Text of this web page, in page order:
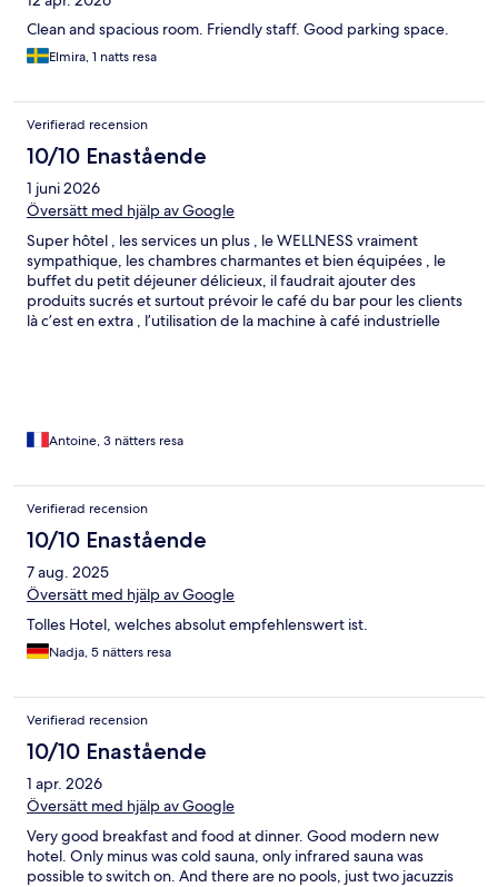
Clean and spacious room. Friendly staff. Good parking space.
Elmira, 1 natts resa
Verifierad recension
10/10 Enastående
1 juni 2026
Översätt med hjälp av Google
Super hôtel , les services un plus , le WELLNESS vraiment
sympathique, les chambres charmantes et bien équipées , le
buffet du petit déjeuner délicieux, il faudrait ajouter des
produits sucrés et surtout prévoir le café du bar pour les clients
là c’est en extra , l’utilisation de la machine à café industrielle
Antoine, 3 nätters resa
Verifierad recension
10/10 Enastående
7 aug. 2025
Översätt med hjälp av Google
Tolles Hotel, welches absolut empfehlenswert ist.
Nadja, 5 nätters resa
Verifierad recension
10/10 Enastående
1 apr. 2026
Översätt med hjälp av Google
Very good breakfast and food at dinner. Good modern new
hotel. Only minus was cold sauna, only infrared sauna was
possible to switch on. And there are no pools, just two jacuzzis